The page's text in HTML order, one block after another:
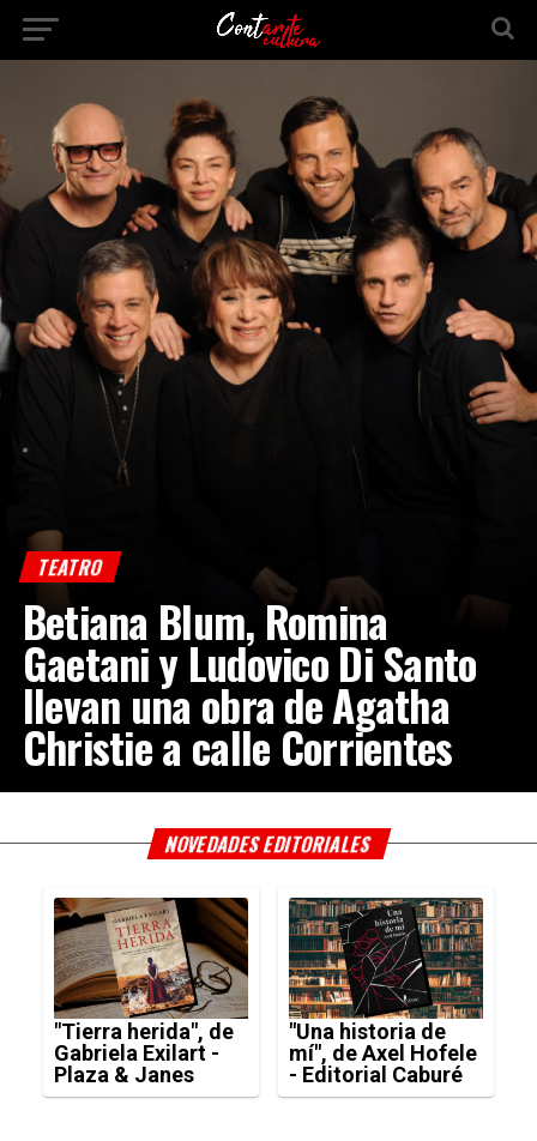
TEATRO
Betiana Blum, Romina
Gaetani y Ludovico Di Santo
llevan una obra de Agatha
Christie a calle Corrientes
NOVEDADES EDITORIALES
"Tierra herida", de
Gabriela Exilart -
Plaza & Janes
"Una historia de
mí", de Axel Hofele
- Editorial Caburé